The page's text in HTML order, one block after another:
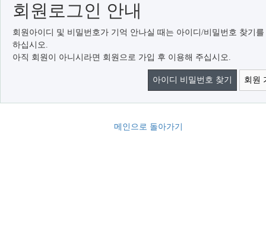
회원로그인 안내
회원아이디 및 비밀번호가 기억 안나실 때는 아이디/비밀번호 찾기를
하십시오.
아직 회원이 아니시라면 회원으로 가입 후 이용해 주십시오.
아이디 비밀번호 찾기 회원
메인으로 돌아가기